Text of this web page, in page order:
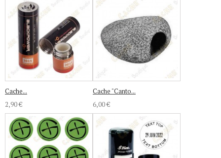
Cache...
2,90 €
Cache "Canto...
6,00 €